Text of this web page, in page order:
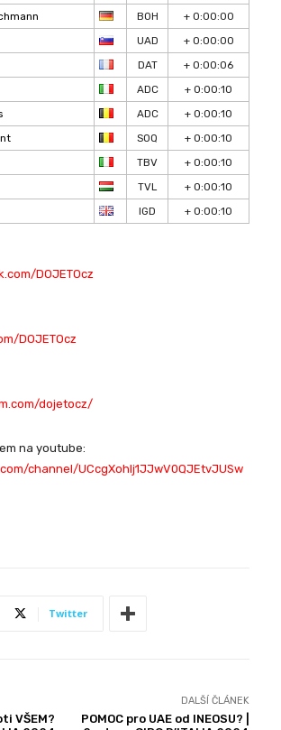
BOH
+ 0:00:00
UAD
+ 0:00:00
DAT
+ 0:00:06
ADC
+ 0:00:10
ADC
+ 0:00:10
SOQ
+ 0:00:10
TBV
+ 0:00:10
TVL
+ 0:00:10
IGD + 0:00:10
DOJETOcz​
DOJETOcz​
dojetocz/
na youtube:
channel/UCcgXohlj1JJwV0QJEtvJUSw
Twitter
VŠEM?
DALŠÍ ČLÁNEK
POMOC pro UAE od INEOSU? |